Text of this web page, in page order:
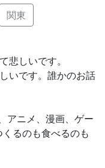
関東
悲しいです。
いです。誰かのお話
アニメ、漫画、ゲー
るのも食べるのも